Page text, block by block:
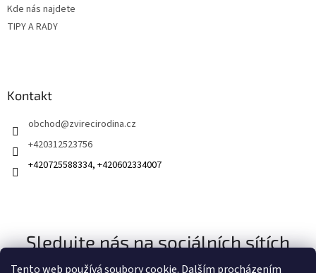
Tento web používá soubory cookie. Dalším procházením
Kde nás najdete
TIPY A RADY
Kontakt
obchod@zvirecirodina.cz
+420312523756
+420725588334, +420602334007
Sledujte nás na sociálních sítích